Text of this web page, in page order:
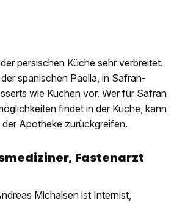
persischen Küche sehr verbreitet.
spanischen Paella, in Safran-
wie Kuchen vor. Wer für Safran
findet in der Küche, kann
Apotheke zurückgreifen.
Fastenarzt
Michalsen ist Internist,